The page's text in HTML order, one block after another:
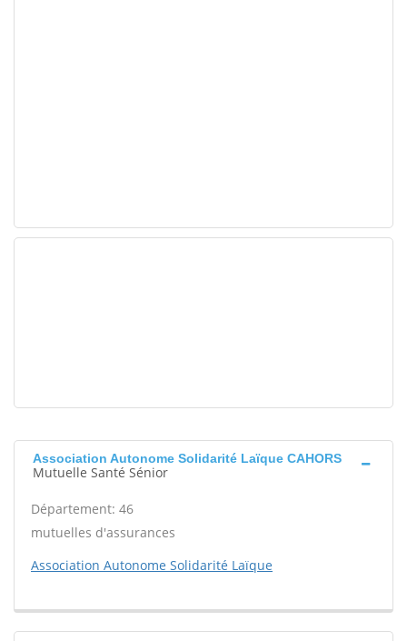
Association Autonome Solidarité Laïque CAHORS
Mutuelle Santé Sénior
Département: 46
mutuelles d'assurances
Association Autonome Solidarité Laïque